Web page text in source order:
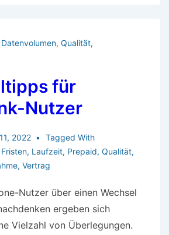
Datenvolumen, Qualität,
für
Nutzer
2022
Tagged With
Fristen, Laufzeit, Prepaid, Qualität,
, Vertrag
Nutzer über einen Wechsel
ergeben sich
Vielzahl von Überlegungen.